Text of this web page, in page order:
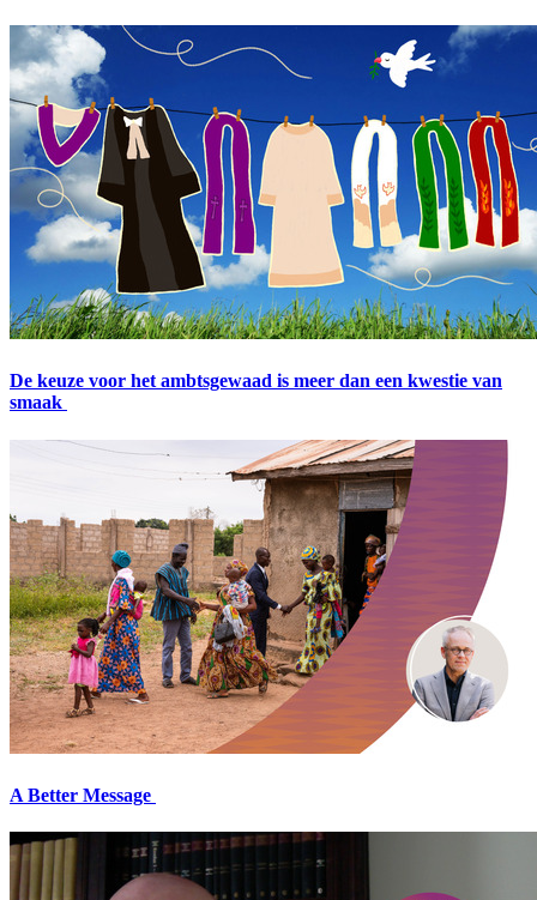
De keuze voor het ambtsgewaad is meer dan een kwestie van
smaak
A Better Message